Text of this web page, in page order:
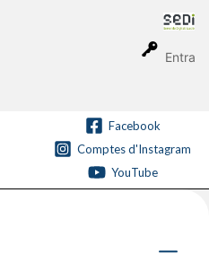
Entra
Facebook
Comptes d'Instagram
YouTube